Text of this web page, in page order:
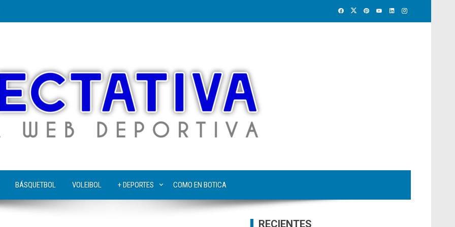
BÁSQUETBOL VOLEIBOL + DEPORTES COMO EN BOTICA
RECIENTES